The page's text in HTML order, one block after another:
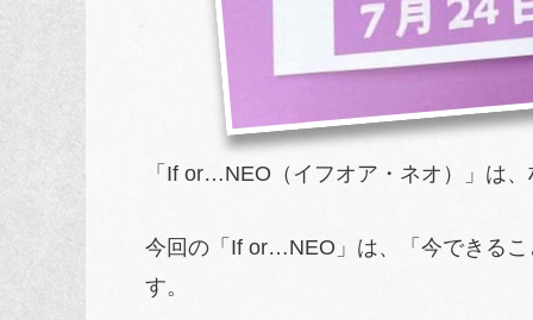
「If or…NEO（イフオア・ネオ）」は
今回の「If or…NEO」は、「今できる
す。